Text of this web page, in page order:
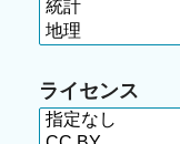
ライセンス